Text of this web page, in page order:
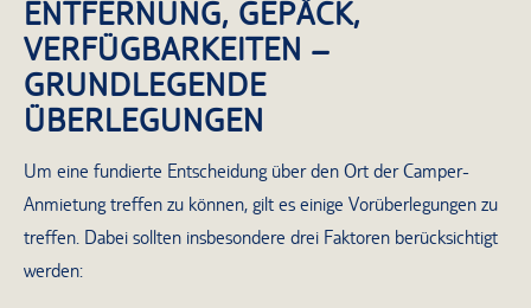
ENTFERNUNG, GEPÄCK,
VERFÜGBARKEITEN –
GRUNDLEGENDE
ÜBERLEGUNGEN
Um eine fundierte Entscheidung über den Ort der Camper-
Anmietung treffen zu können, gilt es einige Vorüberlegungen zu
treffen. Dabei sollten insbesondere drei Faktoren berücksichtigt
werden: